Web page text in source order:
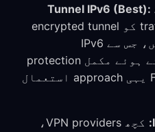
Tunnel IPv6 (Best):
IPv4 اور IPv6 دونوں traffic کو encrypted tunnel
کے ذریعے route کرتے ہیں، جس سے IPv6
connectivity برقرار رہتے ہوئے مکمل protection
ملتی ہے۔ FreeGuard VPN یہی approach استعمال
کچھ VPN providers،